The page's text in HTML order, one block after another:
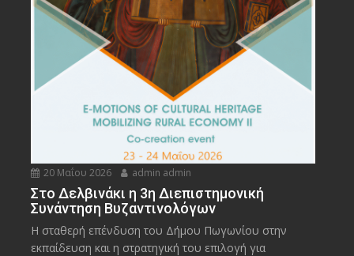
20 Μαΐου 2026 admin admin
Στο Δελβινάκι η 3η Διεπιστημονική
Συνάντηση Βυζαντινολόγων
Η σταθερή επένδυση του Δήμου Πωγωνίου στην
εκπαίδευση και η στρατηγική του επιλογή για